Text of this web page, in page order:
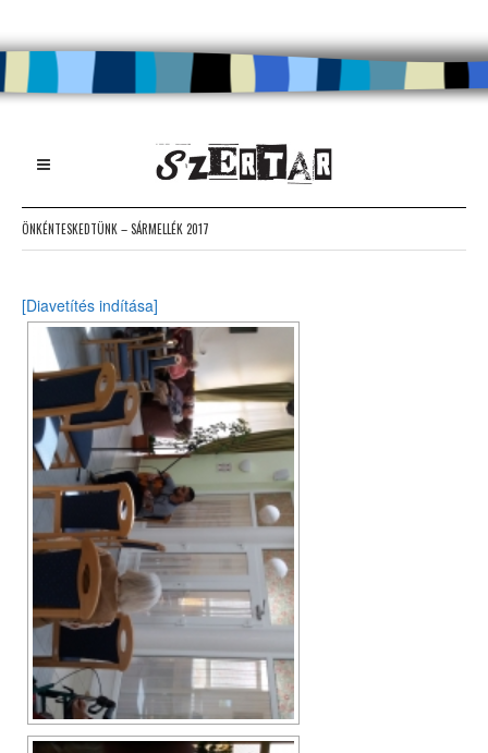
ÖNKÉNTESKEDTÜNK – SÁRMELLÉK 2017
[Diavetítés indítása]